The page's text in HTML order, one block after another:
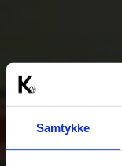
Samtykke